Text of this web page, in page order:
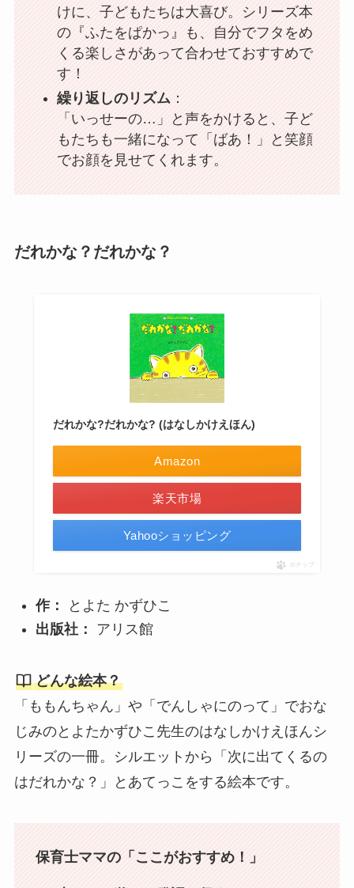
けに、子どもたちは大喜び。シリーズ本
の『ふたをぱかっ』も、自分でフタをめ
くる楽しさがあって合わせておすすめで
す！
繰り返しのリズム ：
「いっせーの…」と声をかけると、子ど
もたちも一緒になって「ばあ！」と笑顔
でお顔を見せてくれます。
だれかな？だれかな？
だれかな?だれかな? (はなしかけえほん)
Amazon
楽天市場
Yahooショッピング
ポチップ
作：
とよた かずひこ
出版社：
アリス館
どんな絵本？
「ももんちゃん」や「でんしゃにのって」でおな
じみのとよたかずひこ先生のはなしかけえほんシ
リーズの一冊。シルエットから「次に出てくるの
はだれかな？」とあてっこをする絵本です。
保育士ママの「ここがおすすめ！」